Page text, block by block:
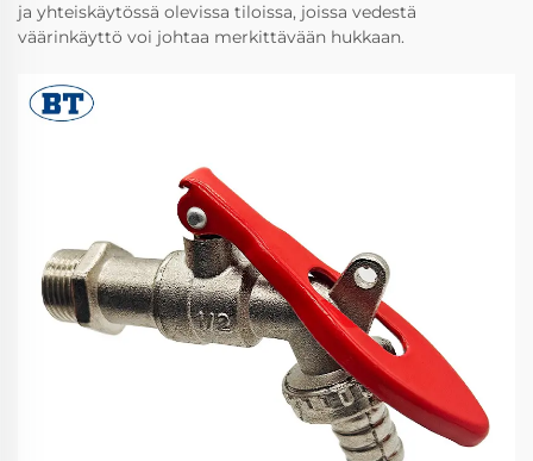
ja yhteiskäytössä olevissa tiloissa, joissa vedestä
väärinkäyttö voi johtaa merkittävään hukkaan.